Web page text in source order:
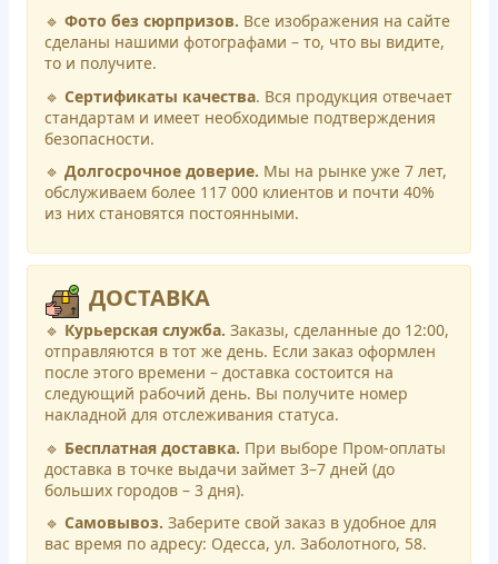
🔹 Фото без сюрпризов. Все изображения на сайте
сделаны нашими фотографами – то, что вы видите,
то и получите.
🔹 Сертификаты качества. Вся продукция отвечает
стандартам и имеет необходимые подтверждения
безопасности.
🔹 Долгосрочное доверие. Мы на рынке уже 7 лет,
обслуживаем более 117 000 клиентов и почти 40%
из них становятся постоянными.
ДОСТАВКА
🔹 Курьерская служба. Заказы, сделанные до 12:00,
отправляются в тот же день. Если заказ оформлен
после этого времени – доставка состоится на
следующий рабочий день. Вы получите номер
накладной для отслеживания статуса.
🔹 Бесплатная доставка. При выборе Пром-оплаты
доставка в точке выдачи займет 3–7 дней (до
больших городов – 3 дня).
🔹 Самовывоз. Заберите свой заказ в удобное для
вас время по адресу: Одесса, ул. Заболотного, 58.